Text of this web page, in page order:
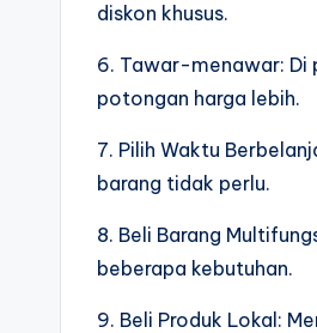
diskon khusus.
6. Tawar-menawar: Di
potongan harga lebih.
7. Pilih Waktu
barang tidak perlu.
8. Beli Barang
beberapa kebutuhan.
9. Beli Produk Lokal: